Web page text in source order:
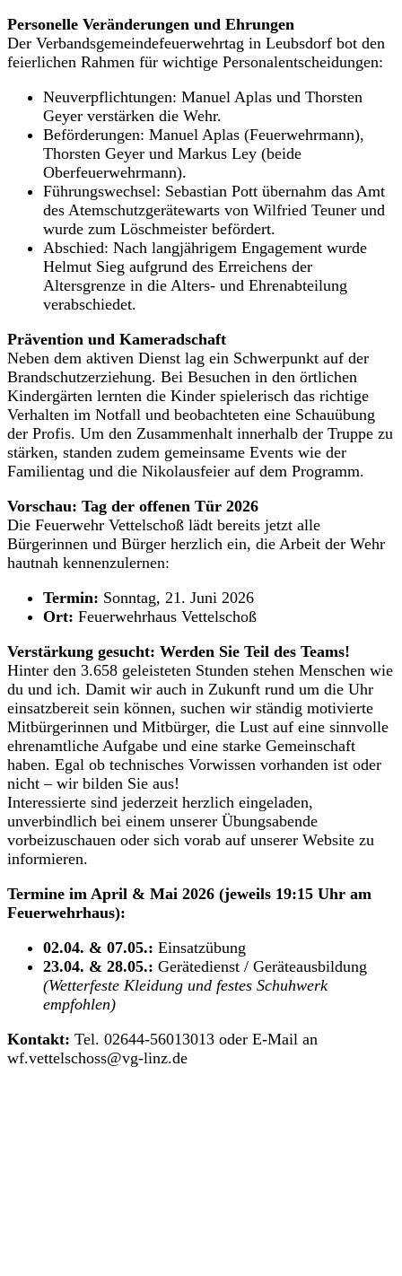
Personelle Veränderungen und Ehrungen
Der Verbandsgemeindefeuerwehrtag in Leubsdorf bot den
feierlichen Rahmen für wichtige Personalentscheidungen:
Neuverpflichtungen: Manuel Aplas und Thorsten
Geyer verstärken die Wehr.
Beförderungen: Manuel Aplas (Feuerwehrmann),
Thorsten Geyer und Markus Ley (beide
Oberfeuerwehrmann).
Führungswechsel: Sebastian Pott übernahm das Amt
des Atemschutzgerätewarts von Wilfried Teuner und
wurde zum Löschmeister befördert.
Abschied: Nach langjährigem Engagement wurde
Helmut Sieg aufgrund des Erreichens der
Altersgrenze in die Alters- und Ehrenabteilung
verabschiedet.
Prävention und Kameradschaft
Neben dem aktiven Dienst lag ein Schwerpunkt auf der
Brandschutzerziehung. Bei Besuchen in den örtlichen
Kindergärten lernten die Kinder spielerisch das richtige
Verhalten im Notfall und beobachteten eine Schauübung
der Profis. Um den Zusammenhalt innerhalb der Truppe zu
stärken, standen zudem gemeinsame Events wie der
Familientag und die Nikolausfeier auf dem Programm.
Vorschau: Tag der offenen Tür 2026
Die Feuerwehr Vettelschoß lädt bereits jetzt alle
Bürgerinnen und Bürger herzlich ein, die Arbeit der Wehr
hautnah kennenzulernen:
Termin: Sonntag, 21. Juni 2026
Ort: Feuerwehrhaus Vettelschoß
Verstärkung gesucht: Werden Sie Teil des Teams!
Hinter den 3.658 geleisteten Stunden stehen Menschen wie
du und ich. Damit wir auch in Zukunft rund um die Uhr
einsatzbereit sein können, suchen wir ständig motivierte
Mitbürgerinnen und Mitbürger, die Lust auf eine sinnvolle
ehrenamtliche Aufgabe und eine starke Gemeinschaft
haben. Egal ob technisches Vorwissen vorhanden ist oder
nicht – wir bilden Sie aus!
Interessierte sind jederzeit herzlich eingeladen,
unverbindlich bei einem unserer Übungsabende
vorbeizuschauen oder sich vorab auf unserer Website zu
informieren.
Termine im April & Mai 2026 (jeweils 19:15 Uhr am
Feuerwehrhaus):
02.04. & 07.05.: Einsatzübung
23.04. & 28.05.: Gerätedienst / Geräteausbildung
(Wetterfeste Kleidung und festes Schuhwerk
empfohlen)
Kontakt: Tel. 02644-56013013 oder E-Mail an
wf.vettelschoss@vg-linz.de